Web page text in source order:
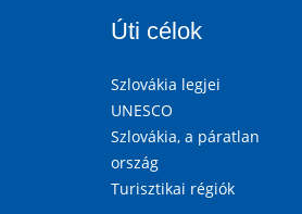
Úti célok
Szlovákia legjei
UNESCO
Szlovákia, a páratlan
ország
Turisztikai régiók